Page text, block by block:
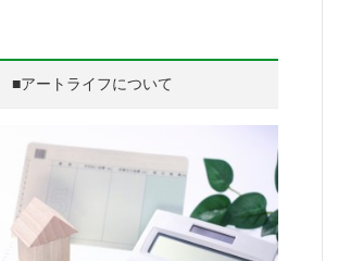
■アートライフについて